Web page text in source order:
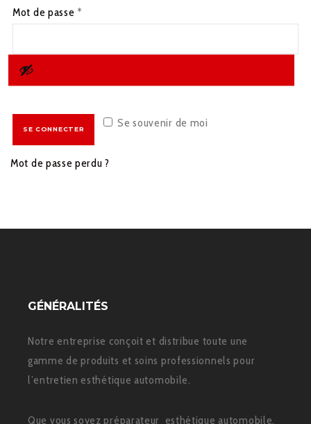
Mot de passe *
Se souvenir de moi
SE CONNECTER
Mot de passe perdu ?
GÉNÉRALITÉS
Notre entreprise conçoit et distribue toute une
gamme de produits et soins professionnels pour
l’entretien esthétique automobile.
Que vous soyez préparateur esthétique automobile,